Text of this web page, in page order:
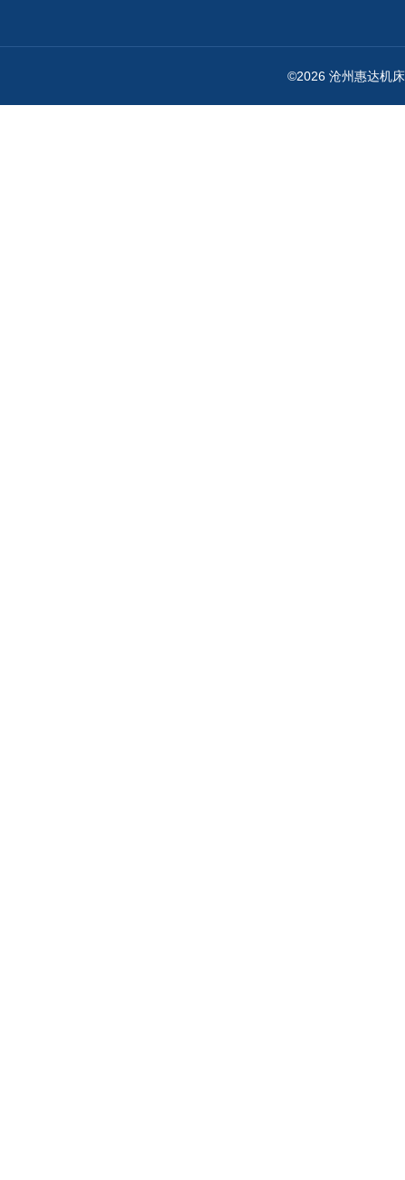
©2026 沧州惠达机